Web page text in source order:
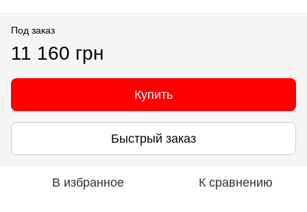
Под заказ
11 160 грн
Купить
Быстрый заказ
В избранное К сравнению